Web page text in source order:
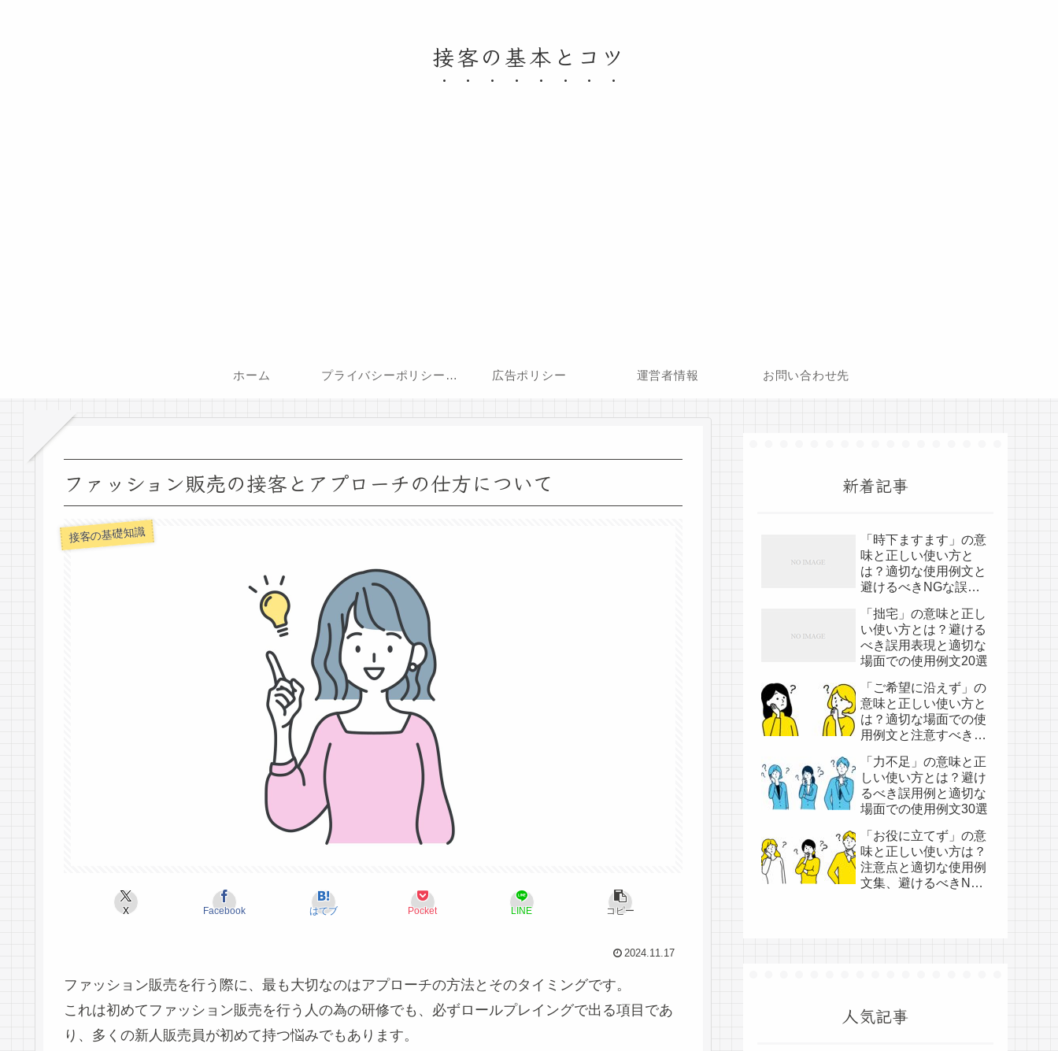
接客の基本とコツ
ホーム プライバシーポリシー・免責事項 広告ポリシー 運営者情報 お問い合わせ先
ファッション販売の接客とアプローチの仕方について
接客の基礎知識
X Facebook はてブ Pocket LINE コピー
2024.11.17
ファッション販売を行う際に、最も大切なのはアプローチの方法とそのタイミングです。
これは初めてファッション販売を行う人の為の研修でも、必ずロールプレイングで出る項目であ
り、多くの新人販売員が初めて持つ悩みでもあります。
新着記事
「時下ますます」の意
味と正しい使い方と
は？適切な使用例文と
避けるべきNGな誤用
「拙宅」の意味と正し
い使い方とは？避ける
べき誤用表現と適切な
場面での使用例文20選
「ご希望に沿えず」の
意味と正しい使い方と
は？適切な場面での使
用例文と注意すべき
「力不足」の意味と正
しい使い方とは？避け
るべき誤用例と適切な
場面での使用例文30選
「お役に立てず」の意
味と正しい使い方は？
注意点と適切な使用例
文集、避けるべきNG
人気記事